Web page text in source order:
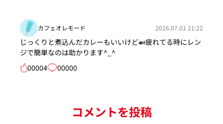
カフェオレモード 2026.07.01 21:22
じっくりと煮込んだカレーもいいけど🍛疲れてる時にレン
ジで簡単なのは助かります^_^
00004
00000
コメントを投稿